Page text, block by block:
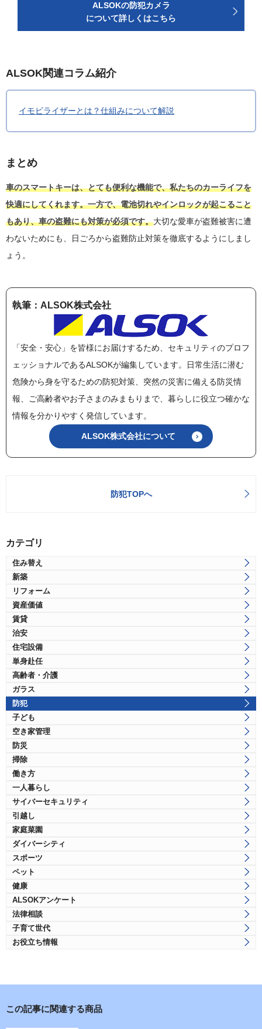
ALSOKの防犯カメラ
について詳しくはこちら
ALSOK関連コラム紹介
イモビライザーとは？仕組みについて解説
まとめ
車のスマートキーは、とても便利な機能で、私たちのカーライフを
快適にしてくれます。一方で、電池切れやインロックが起こること
もあり、車の盗難にも対策が必須です。大切な愛車が盗難被害に遭
わないためにも、日ごろから盗難防止対策を徹底するようにしまし
ょう。
執筆：ALSOK株式会社
「安全・安心」を皆様にお届けするため、セキュリティのプロフ
ェッショナルであるALSOKが編集しています。日常生活に潜む
危険から身を守るための防犯対策、突然の災害に備える防災情
報、ご高齢者やお子さまのみまもりまで、暮らしに役立つ確かな
情報を分かりやすく発信しています。
ALSOK株式会社について
防犯TOPへ
カテゴリ
住み替え
新築
リフォーム
資産価値
賃貸
治安
住宅設備
単身赴任
高齢者・介護
ガラス
防犯
子ども
空き家管理
防災
掃除
働き方
一人暮らし
サイバーセキュリティ
引越し
家庭菜園
ダイバーシティ
スポーツ
ペット
健康
ALSOKアンケート
法律相談
子育て世代
お役立ち情報
この記事に関連する商品